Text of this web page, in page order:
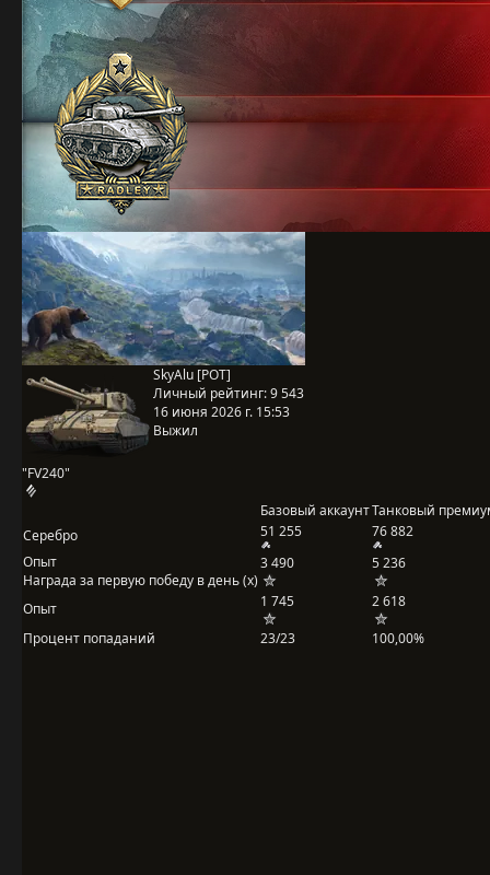
"FV240"
SkyAlu [POT]
Личный рейтинг:9 543
16 июня 2026 г. 15:53
Выжил
Базовый аккаунтТанковый
Серебро
51 255
76 882
Опыт
Награда за первую победу в день (x)
3 490 5 236
Опыт 1 745
2 618
Процент попаданий
23/23 100,00%